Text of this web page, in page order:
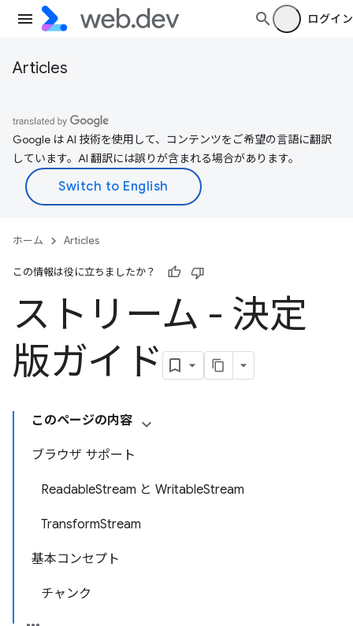
ログイン
Articles
Google は AI 技術を使用して、コンテンツをご希望の言語に翻訳
しています。AI 翻訳には誤りが含まれる場合があります。
ホーム Articles
この情報は役に立ちましたか？
ストリーム - 決定
版ガイド
このページの内容
ブラウザ サポート
ReadableStream と WritableStream
TransformStream
基本コンセプト
チャンク